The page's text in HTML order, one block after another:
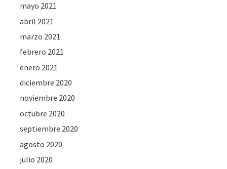
mayo 2021
abril 2021
marzo 2021
febrero 2021
enero 2021
diciembre 2020
noviembre 2020
octubre 2020
septiembre 2020
agosto 2020
julio 2020